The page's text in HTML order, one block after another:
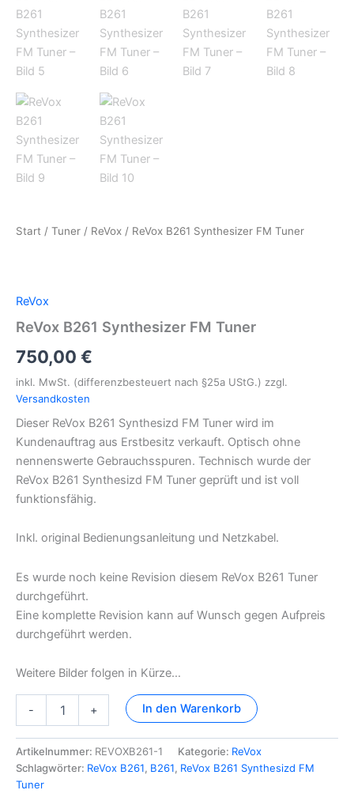
Start / Tuner / ReVox / ReVox B261 Synthesizer FM Tuner
ReVox
ReVox B261 Synthesizer FM Tuner
750,00 €
inkl. MwSt. (differenzbesteuert nach §25a UStG.) zzgl.
Versandkosten
Dieser ReVox B261 Synthesizd FM Tuner wird im
Kundenauftrag aus Erstbesitz verkauft. Optisch ohne
nennenswerte Gebrauchsspuren. Technisch wurde der
ReVox B261 Synthesizd FM Tuner geprüft und ist voll
funktionsfähig.
Inkl. original Bedienungsanleitung und Netzkabel.
Es wurde noch keine Revision diesem ReVox B261 Tuner
durchgeführt.
Eine komplette Revision kann auf Wunsch gegen Aufpreis
durchgeführt werden.
Weitere Bilder folgen in Kürze…
-
FM
Tuner
Menge
+ In den Warenkorb
Artikelnummer: REVOXB261-1 Kategorie: ReVox
Schlagwörter: ReVox B261, B261, ReVox B261 Synthesizd FM
Tuner